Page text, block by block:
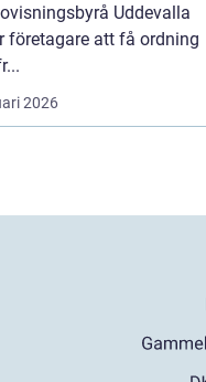
Uddevalla
företagare att få ordning
2026